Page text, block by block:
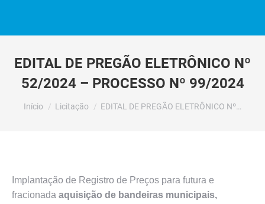
EDITAL DE PREGÃO ELETRÔNICO Nº
52/2024 – PROCESSO Nº 99/2024
Você está aqui:
Início Licitação EDITAL DE PREGÃO ELETRÔNICO Nº…
Implantação de Registro de Preços para futura e
fracionada aquisição de bandeiras municipais,